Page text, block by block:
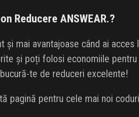
Reducere ANSWEAR.?
și mai avantajoase când ai
și poți folosi economiile
te de reduceri excelente!
pagină pentru cele mai noi